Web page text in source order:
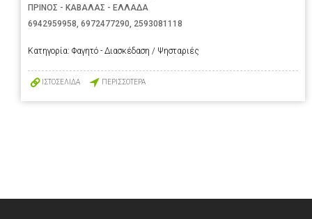
ΠΡΙΝΟΣ - ΚΑΒΑΛΑΣ - ΕΛΛΑΔΑ
6942959958, 6972477290, 2593081118
Κατηγορία: Φαγητό - Διασκέδαση / Ψησταριές
ΙΣΤΟΣΕΛΙΔΑ ΠΕΡΙΣΣΟΤΕΡΑ